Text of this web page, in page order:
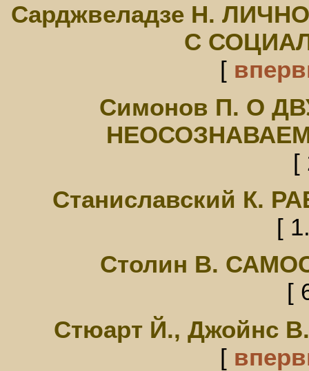
Сарджвеладзе Н.
С
[
Симонов П. О
[
Станиславский К.
[
Столин В.
[
Стюарт Й., Джойнс
[